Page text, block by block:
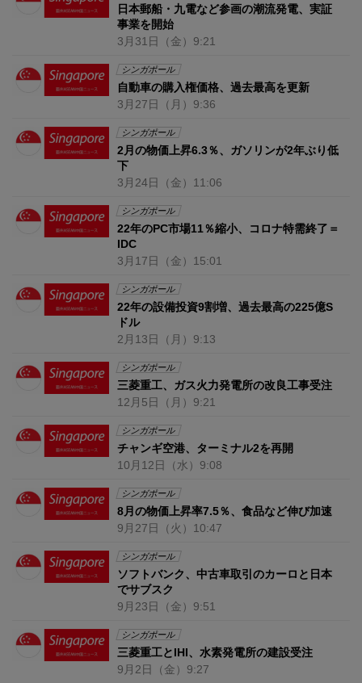
日本郵船・九電など参画の潮流発電、実証
事業を開始
3月31日 （金） 9:21
シンガポール
自動車の購入権価格、過去最高を更新
3月27日 （月） 9:36
シンガポール
2月の物価上昇6.3％、ガソリンが2年ぶり低
下
3月24日 （金） 11:06
シンガポール
22年のPC市場11％縮小、コロナ特需終了＝
IDC
3月17日 （金） 15:01
シンガポール
22年の設備投資9割増、過去最高の225億S
ドル
2月13日 （月） 9:13
シンガポール
三菱重工、ガス火力発電所の改良工事受注
12月5日 （月） 9:21
シンガポール
チャンギ空港、ターミナル2を再開
10月12日 （水） 9:08
シンガポール
8月の物価上昇率7.5％、食品など伸び加速
9月27日 （火） 10:47
シンガポール
ソフトバンク、中古車取引のカーロと日本
でサブスク
9月23日 （金） 9:51
シンガポール
三菱重工とIHI、水素発電所の建設受注
9月2日 （金） 9:27